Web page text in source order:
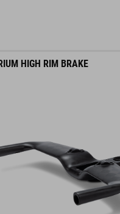
HIGH RIM BRAKE